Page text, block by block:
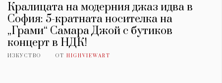
Кралицата на модерния джаз идва в
София: 5-кратната носителка на
„Грами“ Самара Джой с бутиков
концерт в НДК!
ИЗКУСТВО ОТ HIGHVIEWART